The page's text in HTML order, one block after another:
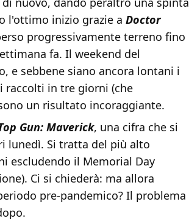
l'ottimo inizio grazie a Doctor
progressivamente terreno fino
fa. Il weekend del
e sebbene siano ancora lontani i
raccolti in tre giorni (che
un risultato incoraggiante.
Gun: Maverick, una cifra che si
lunedì. Si tratta del più alto
escludendo il Memorial Day
Ci si chiederà: ma allora
pre-pandemico? Il problema